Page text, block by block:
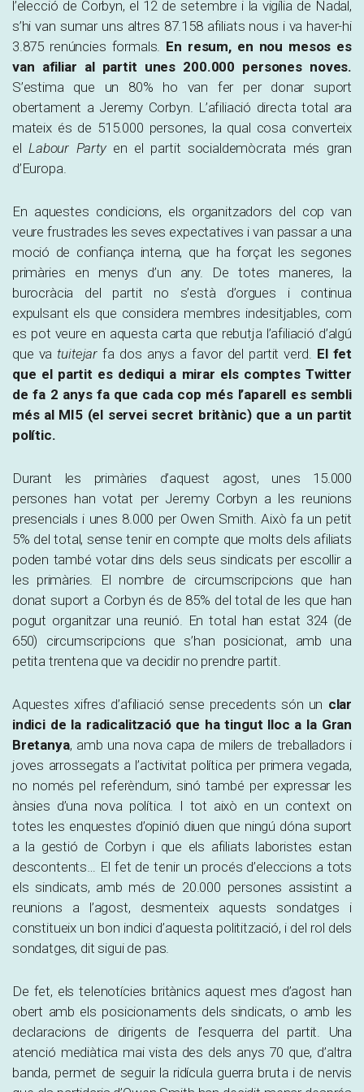
l’elecció de Corbyn, el 12 de setembre i la vigília de Nadal,
s’hi van sumar uns altres 87.158 afiliats nous i va haver-hi
3.875 renúncies formals. En resum, en nou mesos es
van afiliar al partit unes 200.000 persones noves.
S’estima que un 80% ho van fer per donar suport
obertament a Jeremy Corbyn. L’afiliació directa total ara
mateix és de 515.000 persones, la qual cosa converteix
el Labour Partyen el partit socialdemòcrata més gran
d’Europa.
En aquestes condicions, els organitzadors del cop van
veure frustrades les seves expectatives i van passar a una
moció de confiança interna, que ha forçat les segones
primàries en menys d’un any. De totes maneres, la
burocràcia del partit no s’està d’orgues i continua
expulsant els que considera membres indesitjables, com
es pot veure en aquesta carta que rebutja l’afiliació d’algú
que vatuitejar fa dos anys a favor del partit verd. El fet
que el partit es dediqui a mirar els comptes Twitter
de fa 2 anys fa que cada cop més l’aparell es sembli
més al MI5 (el servei secret britànic) que a un partit
polític.
Durant les primàries d’aquest agost, unes 15.000
persones han votat per Jeremy Corbyn a les reunions
presencials i unes 8.000 per Owen Smith. Això fa un petit
5% del total, sense tenir en compte que molts dels afiliats
poden també votar dins dels seus sindicats per escollir a
les primàries. El nombre de circumscripcions que han
donat suport a Corbyn és de 85% del total de les que han
pogut organitzar una reunió. En total han estat 324 (de
650) circumscripcions que s’han posicionat, amb una
petita trentena que va decidir no prendre partit.
Aquestes xifres d’afiliació sense precedents són un clar
indici de la radicalització que ha tingut lloc a la Gran
Bretanya, amb una nova capa de milers de treballadors i
joves arrossegats a l’activitat política per primera vegada,
no només pel referèndum, sinó també per expressar les
ànsies d’una nova política. I tot això en un context on
totes les enquestes d’opinió diuen que ningú dóna suport
a la gestió de Corbyn i que els afiliats laboristes estan
descontents… El fet de tenir un procés d’eleccions a tots
els sindicats, amb més de 20.000 persones assistint a
reunions a l’agost, desmenteix aquests sondatges i
constitueix un bon indici d’aquesta politització, i del rol dels
sondatges, dit sigui de pas.
De fet, els telenotícies britànics aquest mes d’agost han
obert amb els posicionaments dels sindicats, o amb les
declaracions de dirigents de l’esquerra del partit. Una
atenció mediàtica mai vista des dels anys 70 que, d’altra
banda, permet de seguir la ridícula guerra bruta i de nervis